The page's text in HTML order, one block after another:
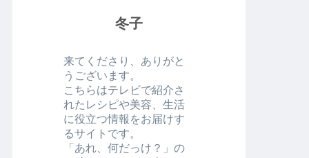
冬子
来てくださり、ありがと
うございます。
こちらはテレビで紹介さ
れたレシピや美容、生活
に役立つ情報をお届けす
るサイトです。
「あれ、何だっけ？」の